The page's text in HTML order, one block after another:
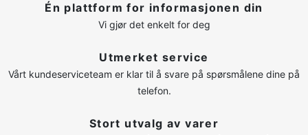
Én plattform for informasjonen din
Vi gjør det enkelt for deg
Utmerket service
Vårt kundeserviceteam er klar til å svare på spørsmålene dine på
telefon.
Stort utvalg av varer